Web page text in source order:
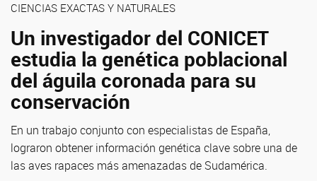
CIENCIAS EXACTAS Y NATURALES
Un investigador del CONICET
estudia la genética poblacional
del águila coronada para su
conservación
En un trabajo conjunto con especialistas de España,
lograron obtener información genética clave sobre una de
las aves rapaces más amenazadas de Sudamérica.